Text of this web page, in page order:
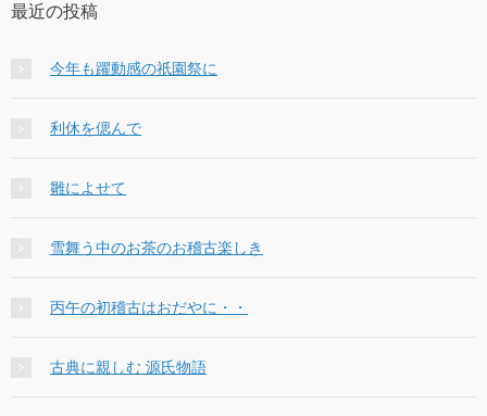
最近の投稿
今年も躍動感の祇園祭に
利休を偲んで
雛によせて
雪舞う中のお茶のお稽古楽しき
丙午の初稽古はおだやに・・
古典に親しむ 源氏物語